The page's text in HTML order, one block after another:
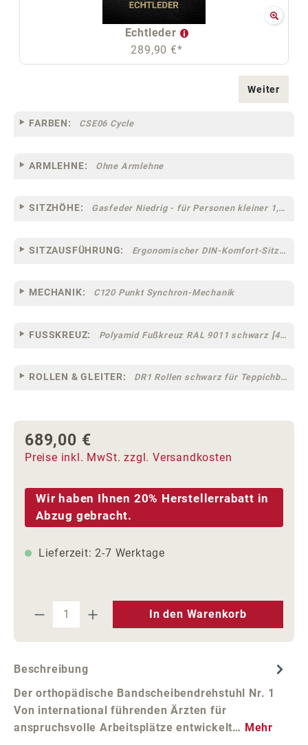
Echtleder
289,90 €*
Weiter
FARBEN: CSE06 Cycle
ARMLEHNE: Ohne Armlehne
SITZHÖHE: Gasfeder Niedrig - für Personen kleiner 1,60 m
SITZAUSFÜHRUNG: Ergonomischer DIN-Komfort-Sitz [75]
MECHANIK: C120 Punkt Synchron-Mechanik
FUSSKREUZ: Polyamid Fußkreuz RAL 9011 schwarz [44]
ROLLEN & GLEITER: DR1 Rollen schwarz für Teppichböden [10]
Regulärer Preis:
689,00 €
Preise inkl. MwSt. zzgl. Versandkosten
Wir haben Ihnen 20% Herstellerrabatt in
Abzug gebracht.
Lieferzeit: 2-7 Werktage
Produkt Anzahl: Gib den
In den Warenkorb
Beschreibung
Der orthopädische Bandscheibendrehstuhl Nr. 1
Von international führenden Ärzten für
anspruchsvolle Arbeitsplätze entwickelt… Mehr